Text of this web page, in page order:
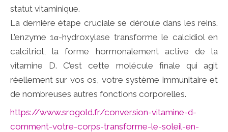
statut vitaminique.
La dernière étape cruciale se déroule dans les reins.
L’enzyme 1α-hydroxylase transforme le calcidiol en
calcitriol, la forme hormonalement active de la
vitamine D. C’est cette molécule finale qui agit
réellement sur vos os, votre système immunitaire et
de nombreuses autres fonctions corporelles.
https://www.srogold.fr/conversion-vitamine-d-
comment-votre-corps-transforme-le-soleil-en-